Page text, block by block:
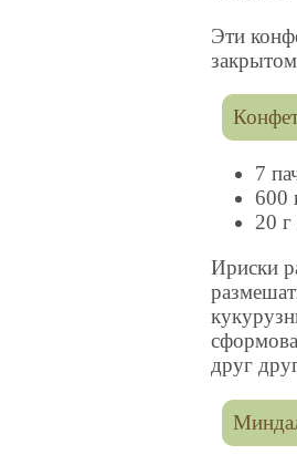
Эти
7
600
20 г
Ириски
друг